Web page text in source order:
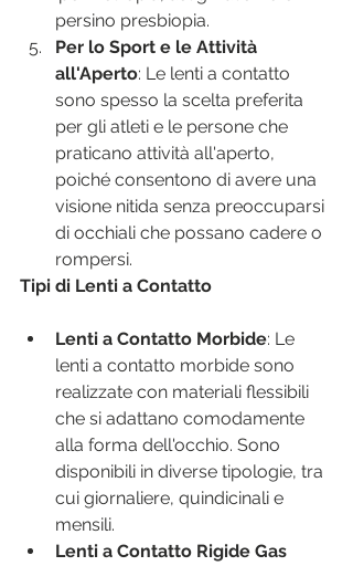
persino presbiopia.
Per lo Sport e le Attività
all'Aperto: Le lenti a contatto
sono spesso la scelta preferita
per gli atleti e le persone che
praticano attività all'aperto,
poiché consentono di avere una
visione nitida senza preoccuparsi
di occhiali che possano cadere o
rompersi.
Tipi di Lenti a Contatto
Lenti a Contatto Morbide: Le
lenti a contatto morbide sono
realizzate con materiali flessibili
che si adattano comodamente
alla forma dell'occhio. Sono
disponibili in diverse tipologie, tra
cui giornaliere, quindicinali e
mensili.
Lenti a Contatto Rigide Gas